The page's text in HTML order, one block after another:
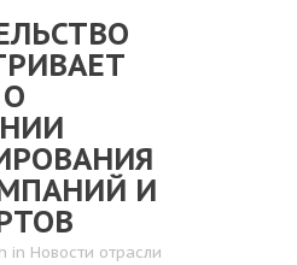
И
in Новости отрасли